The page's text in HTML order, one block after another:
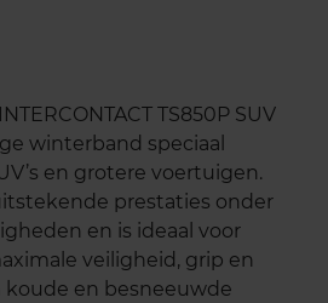
TS850P SUV
winterband speciaal
en grotere voertuigen.
prestaties onder
en is ideaal voor
veiligheid, grip en
en besneeuwde